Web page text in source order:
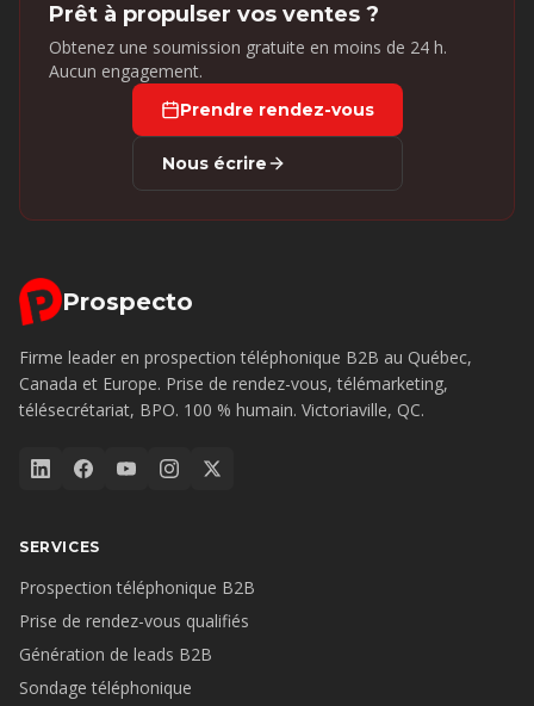
Prêt à propulser vos ventes ?
Obtenez une soumission gratuite en moins de 24 h.
Aucun engagement.
Prendre rendez-vous
Nous écrire
Prospecto
Firme leader en prospection téléphonique B2B au Québec,
Canada et Europe. Prise de rendez-vous, télémarketing,
télésecrétariat, BPO. 100 % humain. Victoriaville, QC.
SERVICES
Prospection téléphonique B2B
Prise de rendez-vous qualifiés
Génération de leads B2B
Sondage téléphonique